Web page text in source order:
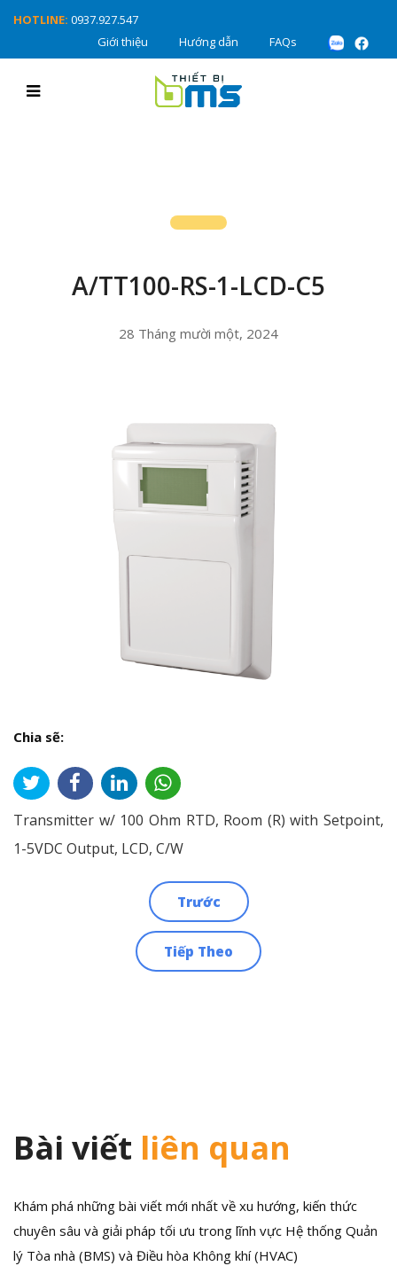
HOTLINE: 0937.927.547
Giới thiệu
Hướng dẫn FAQs
A/TT100-RS-1-LCD-C5
28 Tháng mười một, 2024
Chia sẽ:
Transmitter w/ 100 Ohm RTD, Room (R) with Setpoint,
1-5VDC Output, LCD, C/W
Trước
Tiếp Theo
Bài viết liên quan
Khám phá những bài viết mới nhất về xu hướng, kiến thức
chuyên sâu và giải pháp tối ưu trong lĩnh vực Hệ thống Quản
lý Tòa nhà (BMS) và Điều hòa Không khí (HVAC)